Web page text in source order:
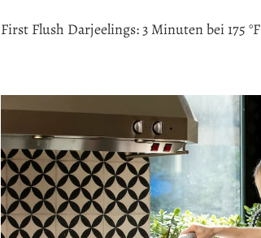
First Flush Darjeelings: 3 Minuten bei 175 °F